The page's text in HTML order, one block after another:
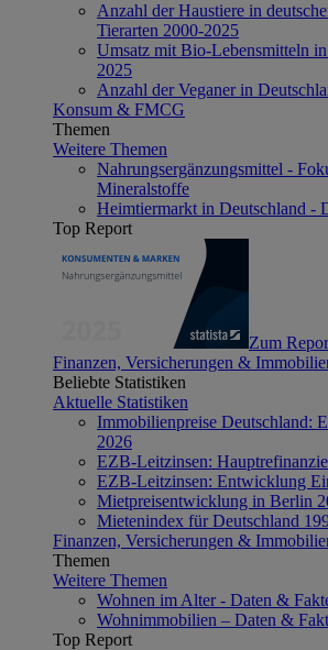
Anzahl der Haustiere in
Tierarten 2000-2025
Umsatz mit Bio-Lebensmitteln
2025
Anzahl der Veganer in
Konsum & FMCG
Themen
Weitere Themen
Nahrungsergänzungsmittel -
Mineralstoffe
Heimtiermarkt in Deutschland -
Top Report
Zum
Finanzen, Versicherungen &
Beliebte Statistiken
Aktuelle Statistiken
Immobilienpreise Deutschland:
2026
EZB-Leitzinsen:
EZB-Leitzinsen: Entwicklung
Mietpreisentwicklung in Berlin
Mietenindex für Deutschland
Finanzen, Versicherungen &
Themen
Weitere Themen
Wohnen im Alter - Daten &
Wohnimmobilien – Daten &
Top Report